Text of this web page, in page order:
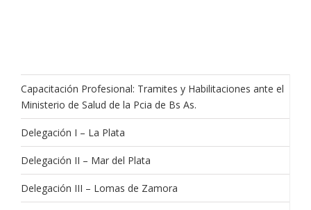
Capacitación Profesional: Tramites y Habilitaciones ante el
Ministerio de Salud de la Pcia de Bs As.
Delegación I – La Plata
Delegación II – Mar del Plata
Delegación III – Lomas de Zamora